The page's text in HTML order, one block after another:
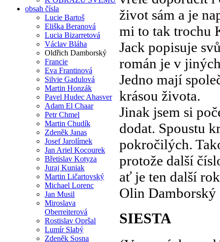
obsah čísla
Lucie Bartoš
Eliška Beranová
Lucia Bizarretová
Václav Bláha
Oldřich Damborský
Francie
Eva Frantinová
Silvie Gadulová
Martin Honzák
Pavel Hudec Ahasver
Adam El Chaar
Petr Chmel
Martin Chudík
Zdeněk Janas
Josef Jarolímek
Jan Ariel Kocourek
Břetislav Kotyza
Juraj Kuniak
Martin Ličartovský
Michael Lorenc
Jan Musil
Miroslava
Oberreiterová
Rostislav Opršal
Lumír Slabý
Zdeněk Sosna
život sám a je
mi to tak trochu
Jack popisuje
román je v
Jedno mají
krásou života.
Jinak jsem si
dodat. Spoustu
pokročilých.
protože další
ať je ten další
Olin Damborský
SIESTA